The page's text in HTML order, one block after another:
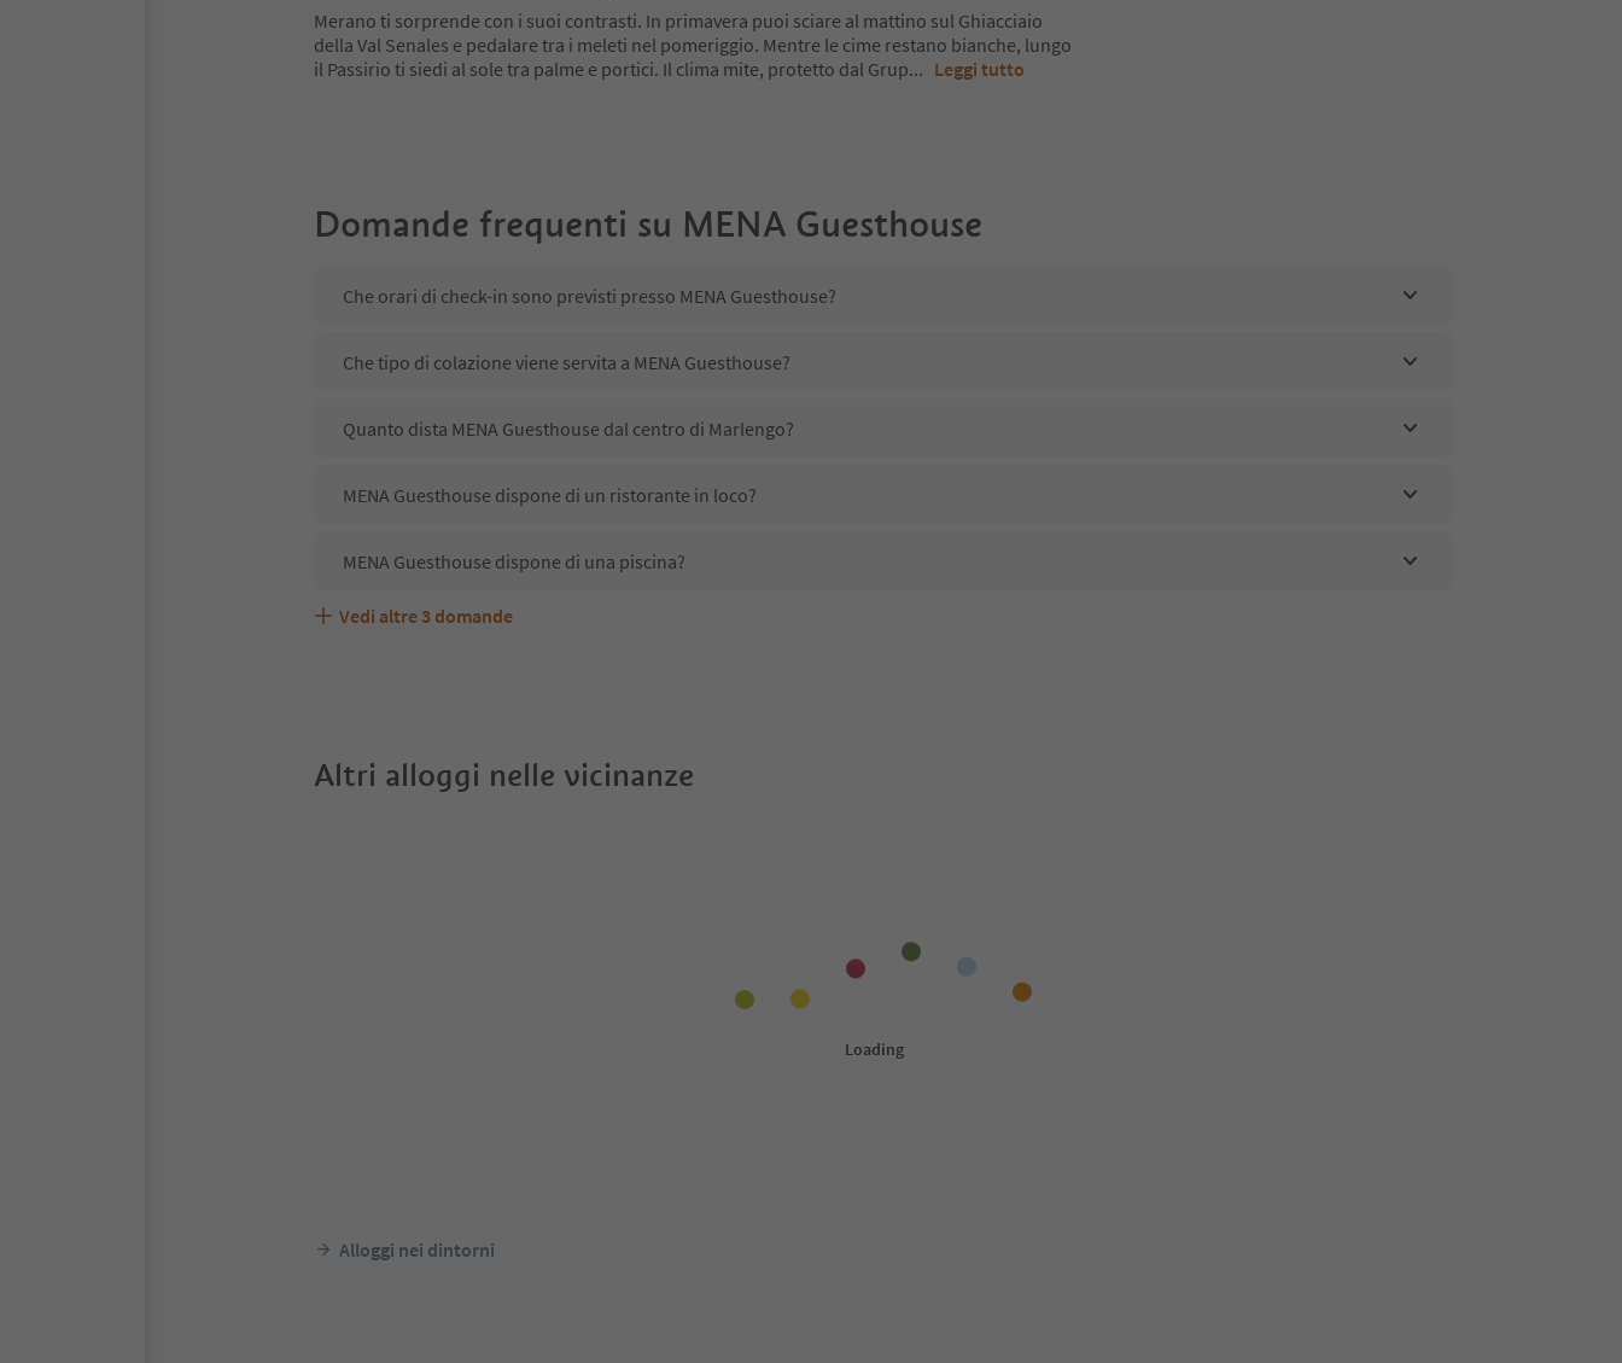
Merano ti sorprende con i suoi contrasti. In primavera puoi sciare al mattino sul Ghiacciaio
della Val Senales e pedalare tra i meleti nel pomeriggio. Mentre le cime restano bianche, lungo
il Passirio ti siedi al sole tra palme e portici. Il clima mite, protetto dal Grup... Leggi tutto
Domande frequenti su MENA Guesthouse
Che orari di check-in sono previsti presso MENA Guesthouse?
Che tipo di colazione viene servita a MENA Guesthouse?
Quanto dista MENA Guesthouse dal centro di Marlengo?
MENA Guesthouse dispone di un ristorante in loco?
MENA Guesthouse dispone di una piscina?
MENA Guesthouse accetta animali domestici?
Quali servizi/attività sono disponibili presso MENA Guesthouse?
Gli ospiti di MENA Guesthouse ricevono l'Alto Adige Guest Pass?
Vedi altre 3 domande
Altri alloggi nelle vicinanze
Alloggi nei dintorni